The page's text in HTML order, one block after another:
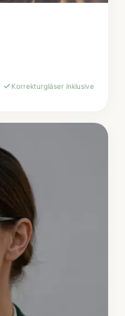
Korrekturgläser inklusive